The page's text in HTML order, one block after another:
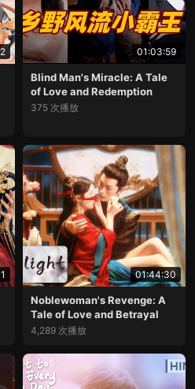
01:03:59
Blind Man's Miracle: A Tale
of Love and Redemption
375 次播放
01:44:30
Noblewoman's Revenge: A
Tale of Love and Betrayal
4,289 次播放